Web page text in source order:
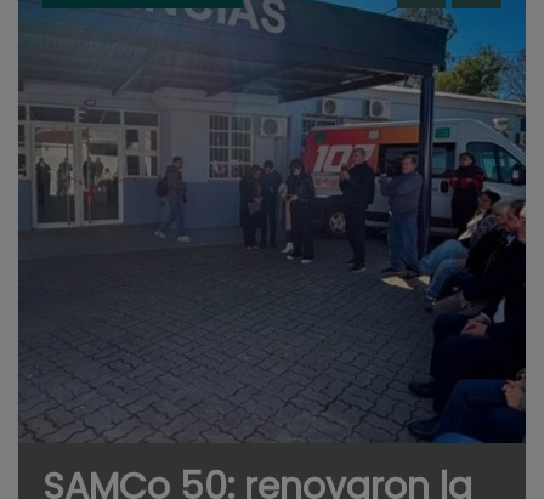
SAMCo 50: renovaron la